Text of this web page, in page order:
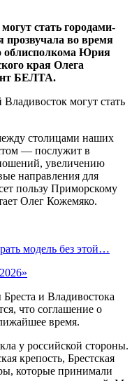
стать городами-
во время
облисполкома Юрия
края Олега
БЕЛТА.
столицами наших
— послужит в
увеличению
направления для
пользу Приморскому
Олег Кожемяко.
модель без этой…
и Владивостока
что соглашение о
время.
у российской стороны.
крепость, Брестская
которые принимали